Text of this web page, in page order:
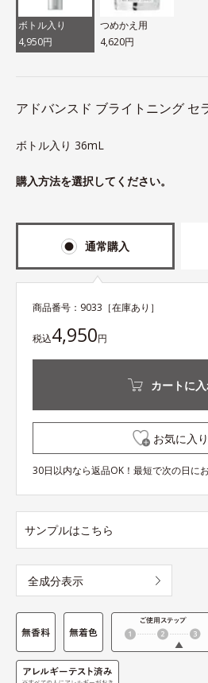
ボトル入り
4,950円
つめかえ用
4,620円
アドバンスド ブライトニング セ
ボトル入り 36mL
購入方法を選択してください。
通常購入
商品番号： 9033 ［在庫あり］
税込4,950円
カートに
お気に入
30日以内なら返品OK！最短で次の日に
サンプルはこちら
全成分表示